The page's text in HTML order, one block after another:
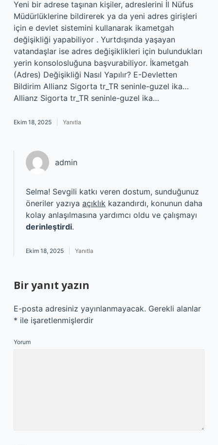
Yeni bir adrese taşınan kişiler, adreslerini İl Nüfus
Müdürlüklerine bildirerek ya da yeni adres girişleri
için e devlet sistemini kullanarak ikametgah
değişikliği yapabiliyor . Yurtdışında yaşayan
vatandaşlar ise adres değişiklikleri için bulundukları
yerin konsolosluğuna başvurabiliyor. İkametgah
(Adres) Değişikliği Nasıl Yapılır? E-Devletten
Bildirim Allianz Sigorta tr_TR seninle-guzel ika…
Allianz Sigorta tr_TR seninle-guzel ika…
Ekim 18, 2025 Yanıtla
admin
Selma! Sevgili katkı veren dostum, sunduğunuz
öneriler yazıya açıklık kazandırdı, konunun daha
kolay anlaşılmasına yardımcı oldu ve çalışmayı
derinleştirdi.
Ekim 18, 2025 Yanıtla
Bir yanıt yazın
E-posta adresiniz yayınlanmayacak. Gerekli alanlar
* ile işaretlenmişlerdir
Yorum